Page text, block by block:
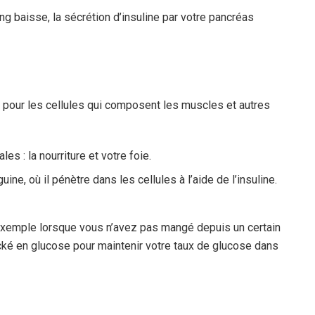
baisse, la sécrétion d’insuline par votre pancréas
les cellules qui composent les muscles et autres
: la nourriture et votre foie.
où il pénètre dans les cellules à l’aide de l’insuline.
lorsque vous n’avez pas mangé depuis un certain
en glucose pour maintenir votre taux de glucose dans